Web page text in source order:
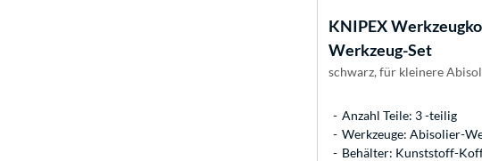
KNIPEX
Werkzeug-Set
schwarz, für kleinere
Anzahl Teile: 3 -teilig
Werkzeuge: Abisolier-
Behälter: Kunststoff-